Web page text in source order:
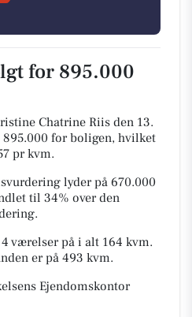
for 895.000
Chatrine Riis den 13.
895.000 for boligen, hvilket
pr kvm.
lyder på 670.000
til 34% over den
værelser på i alt 164 kvm.
er på 493 kvm.
Ejendomskontor